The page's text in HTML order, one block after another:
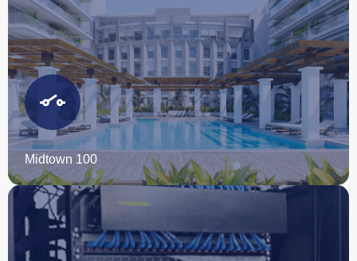
Midtown 100
Comienza tu proyecto con nosotros
ESCRÍBENOS